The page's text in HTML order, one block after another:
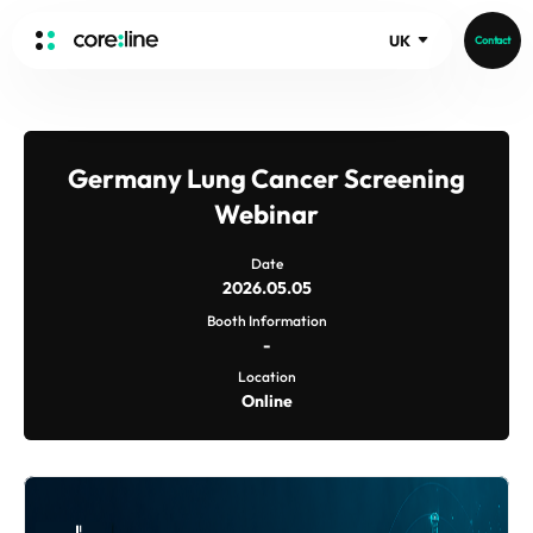
UK Contact
Publications
Germany Lung Cancer Screening
Webinar
Date
2026.05.05
Booth Information
-
Location
Online